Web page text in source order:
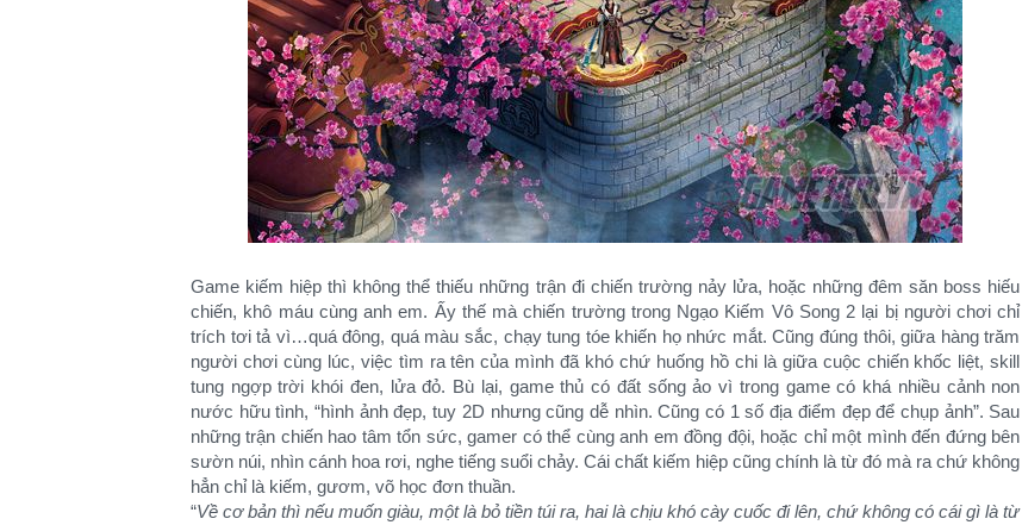
Game kiếm hiệp thì không thể thiếu những trận đi chiến trường nảy lửa, hoặc những đêm săn boss hiếu
chiến, khô máu cùng anh em. Ấy thế mà chiến trường trong Ngạo Kiếm Vô Song 2 lại bị người chơi chỉ
trích tơi tả vì…quá đông, quá màu sắc, chạy tung tóe khiến họ nhức mắt. Cũng đúng thôi, giữa hàng trăm
người chơi cùng lúc, việc tìm ra tên của mình đã khó chứ huống hồ chi là giữa cuộc chiến khốc liệt, skill
tung ngợp trời khói đen, lửa đỏ. Bù lại, game thủ có đất sống ảo vì trong game có khá nhiều cảnh non
nước hữu tình, “hình ảnh đẹp, tuy 2D nhưng cũng dễ nhìn. Cũng có 1 số địa điểm đẹp để chụp ảnh”. Sau
những trận chiến hao tâm tổn sức, gamer có thể cùng anh em đồng đội, hoặc chỉ một mình đến đứng bên
sườn núi, nhìn cánh hoa rơi, nghe tiếng suổi chảy. Cái chất kiếm hiệp cũng chính là từ đó mà ra chứ không
hẳn chỉ là kiếm, gươm, võ học đơn thuần.
“Về cơ bản thì nếu muốn giàu, một là bỏ tiền túi ra, hai là chịu khó cày cuốc đi lên, chứ không có cái gì là từ